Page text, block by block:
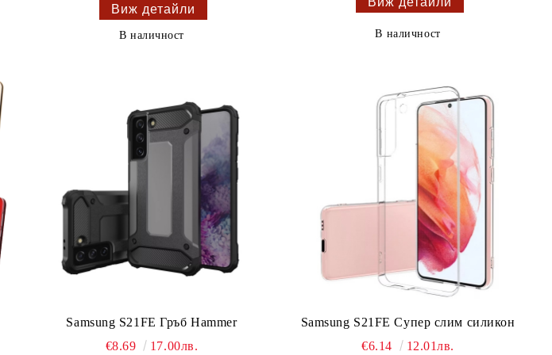
Виж детайли
В наличност В наличност
Samsung S21FE Гръб Hammer
€8.69
17.00лв.
Samsung S21FE Супер слим силикон
€6.14
12.01лв.